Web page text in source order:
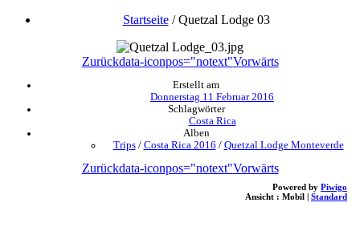
Startseite/Quetzal Lodge 03
Zurückdata-iconpos="notext"Vorwärts
Erstellt am
Donnerstag 11 Februar 2016
Schlagwörter
Costa Rica
Alben
Trips/ Costa Rica 2016 / Quetzal Lodge Monteverde
Zurückdata-iconpos="notext"Vorwärts
Powered by Piwigo
Ansicht : Mobil Standard